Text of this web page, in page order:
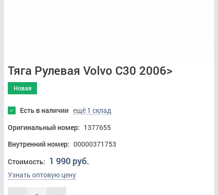
Тяга Рулевая Volvo C30 2006>
Новая
Есть в наличии ещё 1 склад
Оригинальный номер: 1377655
Внутренний номер: 00000371753
Стоимость: 1 990 руб.
Узнать оптовую цену